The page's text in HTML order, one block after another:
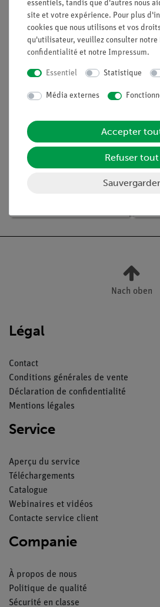
Article n° : Article
Nach oben
Légal
Contact
Conditions générales de vente
Déclaration de confidentialité
Mentions légales
Service
Aperçu du service
Téléchargements
Catalogue
Webinaires et vidéos
Contacte service client
Companie
À propos de nous
Politique de qualité
Sécurité en classe
essentiels, tandis que d'autres nous
site et votre expérience. Pour plus
cookies que nous utilisons et vos
qu'utilisateur, veuillez consulter notre
confidentialité et notre Impressum.
Essentiel Statistique
Média externes
Accepter
Refuser tout
Sauvergarder